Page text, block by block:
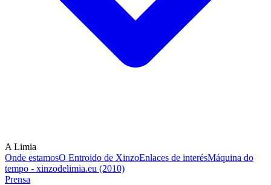
A Limia
Onde estamosO Entroido de XinzoEnlaces de interésMáquina do
tempo - xinzodelimia.eu (2010)
Prensa